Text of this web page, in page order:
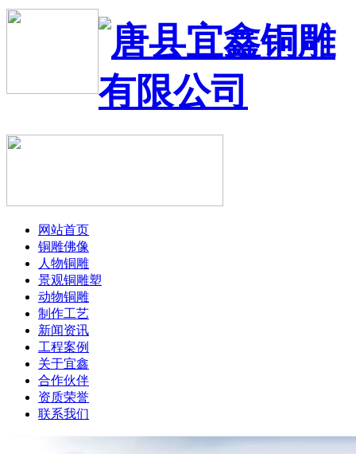
网站首页
铜雕佛像
人物铜雕
景观铜雕塑
动物铜雕
制作工艺
新闻资讯
工程案例
关于宜鑫
合作伙伴
资质荣誉
联系我们